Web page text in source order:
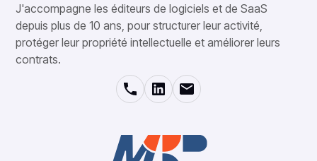
J'accompagne les éditeurs de logiciels et de SaaS
depuis plus de 10 ans, pour structurer leur activité,
protéger leur propriété intellectuelle et améliorer leurs
contrats.